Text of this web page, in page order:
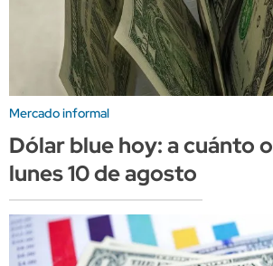
Mercado informal
Dólar blue hoy: a cuánto
lunes 10 de agosto